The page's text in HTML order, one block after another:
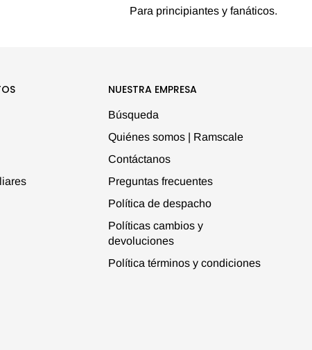
Para principiantes y fanáticos.
NUESTRA EMPRESA
Búsqueda
Quiénes somos | Ramscale
Contáctanos
Preguntas frecuentes
Política de despacho
Políticas cambios y
devoluciones
Política términos y condiciones